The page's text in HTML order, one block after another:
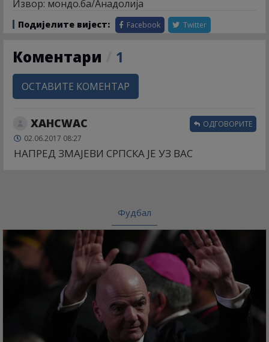
Извор: мондо.ба/Анадолија
Подијелите вијест: Facebook Twitter
Коментари 1
ОСТАВИТЕ КОМЕНТАР
ХАНСWАС
02.06.2017 08:27
НАПРЕД ЗМАЈЕВИ СРПСКА ЈЕ УЗ ВАС
ОДГОВОРИТЕ
Фудбал